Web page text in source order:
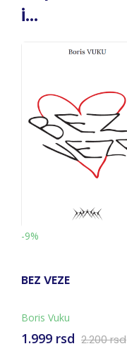
i...
-9%
BEZ VEZE
Boris Vuku
1.999 rsd 2.200 rsd